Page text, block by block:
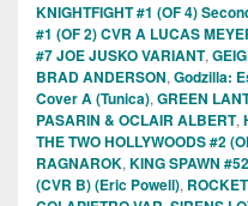
KNIGHTFIGHT #1 (OF 4)
#1 (OF 2) CVR A LUCAS
#7 JOE JUSKO VARIANT,
BRAD ANDERSON, Godzilla:
Cover A (Tunica), GREEN
PASARIN & OCLAIR ALBERT,
THE TWO HOLLYWOODS #2
RAGNAROK, KING SPAWN
(CVR B) (Eric Powell),